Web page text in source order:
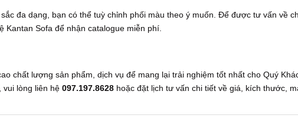
đa dạng, bạn có thể tuỳ chỉnh phối màu theo ý muốn. Để được tư vấn về
Kantan Sofa để nhận catalogue miễn phí.
chất lượng sản phẩm, dịch vụ để mang lại trải nghiệm tốt nhất cho Quý
vui lòng liên hệ097.197.8628 hoặc đặt lịch tư vấn chi tiết về giá, kích thước,